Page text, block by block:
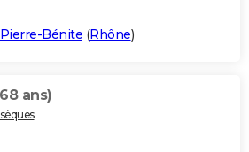
Bénite (Rhône)
ans)